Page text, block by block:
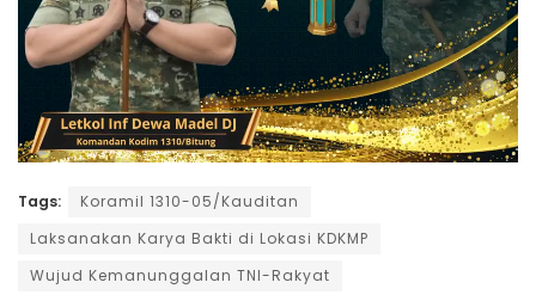
Tags:
Koramil 1310-05/Kauditan
Laksanakan Karya Bakti di Lokasi KDKMP
Wujud Kemanunggalan TNI-Rakyat